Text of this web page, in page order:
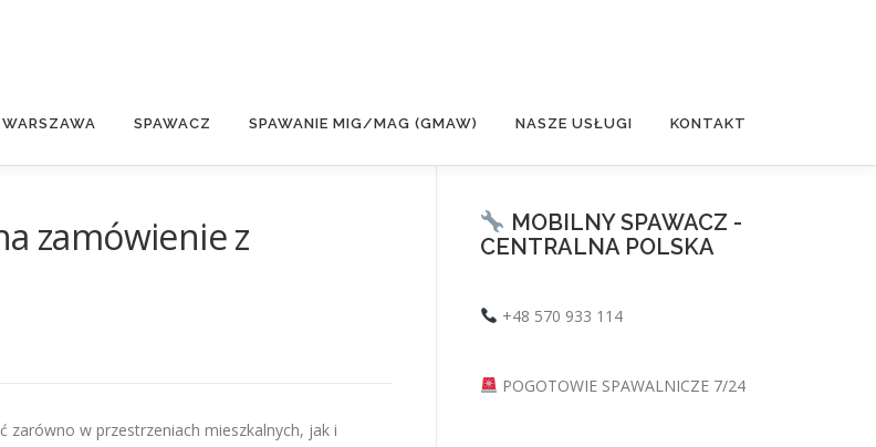
WARSZAWA SPAWACZ SPAWANIE MIG/MAG (GMAW) NASZE USŁUGI KONTAKT
zamówienie z
w przestrzeniach mieszkalnych, jak i
MOBILNY SPAWACZ -
CENTRALNA POLSKA
+48 570 933 114
POGOTOWIE SPAWALNICZE 7/24